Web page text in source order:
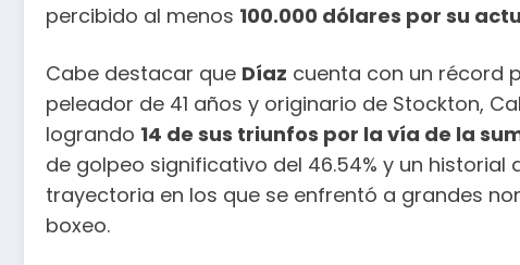
percibido al menos 100.000 dólares por su
Cabe destacar que Díaz cuenta con un récord
peleador de 41 años y originario de Stockton,
logrando 14 de sus triunfos por la vía de la
de golpeo significativo del 46.54% y un historial
trayectoria en los que se enfrentó a grandes
boxeo.